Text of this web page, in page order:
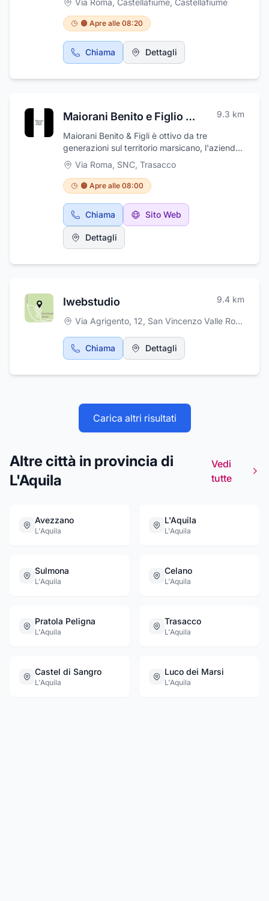
Via Roma, Castellafiume, Castellafiume
🟠 Apre alle 08:20
Chiama Dettagli
Maiorani Benito e Figlio Sas 9.3 km
Maiorani Benito & Figli è ottivo da tre
generazioni sul territorio marsicano, l'azienda
è riuscita, con gli anni, a seguire e anticipare i
tempi sempre dietro alle nuove tecnologie in
materia di costruzioni. Da noi potrete trovare
la consulenza di professionisti del settore che
sapranno consigliarvi al meglio secondo le
vostre esigenze per l'acquisto di accessori
per illuminazione, sifoni per fognature, additivi
chimici per edilizia, cartongesso, agglomerati
camini, sanitari, accessori per idrosanitari,
malte. La ditta Maiorani Benito & Figli ha la
sede a Trasacco.
Via Roma, SNC, Trasacco
🟠 Apre alle 08:00
Chiama Sito Web
Dettagli
Iwebstudio 9.4 km
Via Agrigento, 12, San Vincenzo Valle Roveto
Chiama Dettagli
Carica altri risultati
Altre città in provincia di
L'Aquila
Vedi
tutte
Avezzano
L'Aquila
L'Aquila
L'Aquila
Sulmona
L'Aquila
Celano
L'Aquila
Pratola Peligna
L'Aquila
Trasacco
L'Aquila
Castel di Sangro
L'Aquila
Luco dei Marsi
L'Aquila